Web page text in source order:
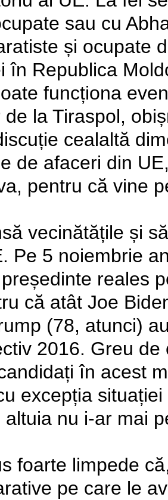
sau cu
și ocupate
în Republica
funcționa
la Tiraspol,
cealaltă
de afaceri din
pentru că vine
vecinătățile și
Pe 5 noiembrie
reales
că atât Joe
(78, atunci)
2016. Greu
în acest
excepția
altuia nu i-ar mai
foarte limpede
pe care le